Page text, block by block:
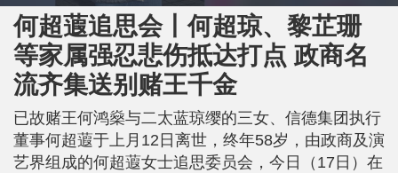
l
a
y
n
m
u
t
e
o
a
d
e
d
:
1
7
.
8
1
e
m
n
i
c
t
u
e
-
c
t
r
e
u
何超蕸追思会丨何超琼、黎芷珊
等家属强忍悲伤抵达打点 政商名
流齐集送别赌王千金
已故赌王何鸿燊与二太蓝琼缨的三女、信德集团执行
董事何超蕸于上月12日离世，终年58岁，由政商及演
艺界组成的何超蕸女士追思委员会，今日（17日）在